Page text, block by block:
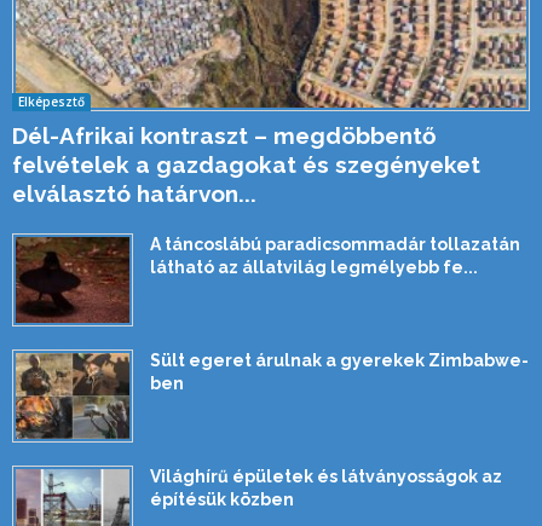
Elképesztő
Dél-Afrikai kontraszt – megdöbbentő
felvételek a gazdagokat és szegényeket
elválasztó határvon...
A táncoslábú paradicsommadár tollazatán
látható az állatvilág legmélyebb fe...
Sült egeret árulnak a gyerekek Zimbabwe-
ben
Világhírű épületek és látványosságok az
építésük közben